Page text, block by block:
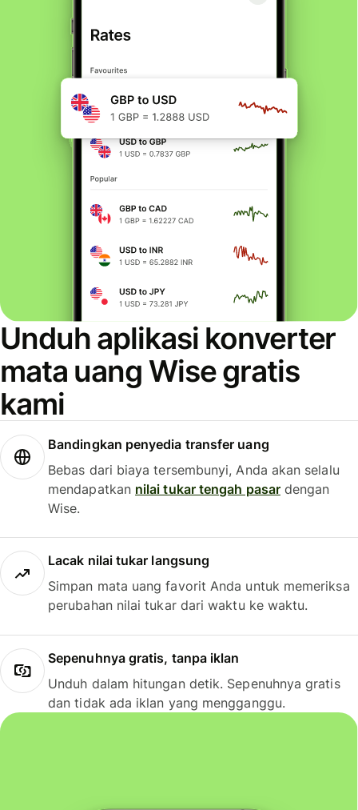
Unduh aplikasi konverter
mata uang Wise gratis
kami
Bandingkan penyedia transfer uang
Bebas dari biaya tersembunyi, Anda akan selalu
mendapatkan nilai tukar tengah pasardengan
Wise.
Lacak nilai tukar langsung
Simpan mata uang favorit Anda untuk memeriksa
perubahan nilai tukar dari waktu ke waktu.
Sepenuhnya gratis, tanpa iklan
Unduh dalam hitungan detik. Sepenuhnya gratis
dan tidak ada iklan yang mengganggu.